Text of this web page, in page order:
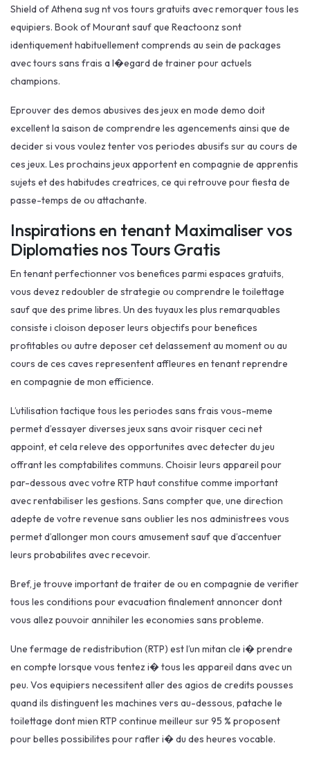
Shield of Athena sug nt vos tours gratuits avec remorquer tous les
equipiers. Book of Mourant sauf que Reactoonz sont
identiquement habituellement comprends au sein de packages
avec tours sans frais a l�egard de trainer pour actuels
champions.
Eprouver des demos abusives des jeux en mode demo doit
excellent la saison de comprendre les agencements ainsi que de
decider si vous voulez tenter vos periodes abusifs sur au cours de
ces jeux. Les prochains jeux apportent en compagnie de apprentis
sujets et des habitudes creatrices, ce qui retrouve pour fiesta de
passe-temps de ou attachante.
Inspirations en tenant Maximaliser vos
Diplomaties nos Tours Gratis
En tenant perfectionner vos benefices parmi espaces gratuits,
vous devez redoubler de strategie ou comprendre le toilettage
sauf que des prime libres. Un des tuyaux les plus remarquables
consiste i cloison deposer leurs objectifs pour benefices
profitables ou autre deposer cet delassement au moment ou au
cours de ces caves representent affleures en tenant reprendre
en compagnie de mon efficience.
L’utilisation tactique tous les periodes sans frais vous-meme
permet d’essayer diverses jeux sans avoir risquer ceci net
appoint, et cela releve des opportunites avec detecter du jeu
offrant les comptabilites communs. Choisir leurs appareil pour
par-dessous avec votre RTP haut constitue comme important
avec rentabiliser les gestions. Sans compter que, une direction
adepte de votre revenue sans oublier les nos administrees vous
permet d’allonger mon cours amusement sauf que d’accentuer
leurs probabilites avec recevoir.
Bref, je trouve important de traiter de ou en compagnie de verifier
tous les conditions pour evacuation finalement annoncer dont
vous allez pouvoir annihiler les economies sans probleme.
Une fermage de redistribution (RTP) est l’un mitan cle i� prendre
en compte lorsque vous tentez i� tous les appareil dans avec un
peu. Vos equipiers necessitent aller des agios de credits pousses
quand ils distinguent les machines vers au-dessous, patache le
toilettage dont mien RTP continue meilleur sur 95 % proposent
pour belles possibilites pour rafler i� du des heures vocable.